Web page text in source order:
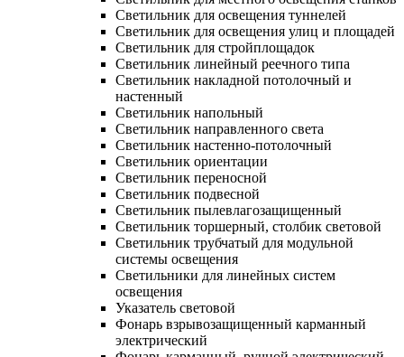
Светильник для освещения туннелей
Светильник для освещения улиц и площадей
Светильник для стройплощадок
Светильник линейный реечного типа
Светильник накладной потолочный и
настенный
Светильник напольный
Светильник направленного света
Светильник настенно-потолочный
Светильник ориентации
Светильник переносной
Светильник подвесной
Светильник пылевлагозащищенный
Светильник торшерный, столбик световой
Светильник трубчатый для модульной
системы освещения
Светильники для линейных систем
освещения
Указатель световой
Фонарь взрывозащищенный карманный
электрический